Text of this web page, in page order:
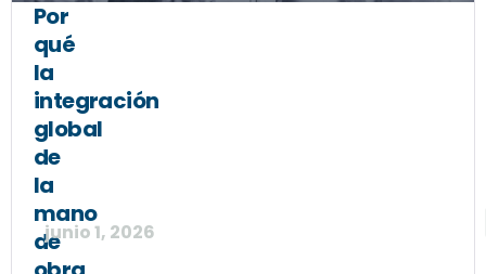
Por
qué
la
integración
global
de
la
mano
de
junio 1, 2026